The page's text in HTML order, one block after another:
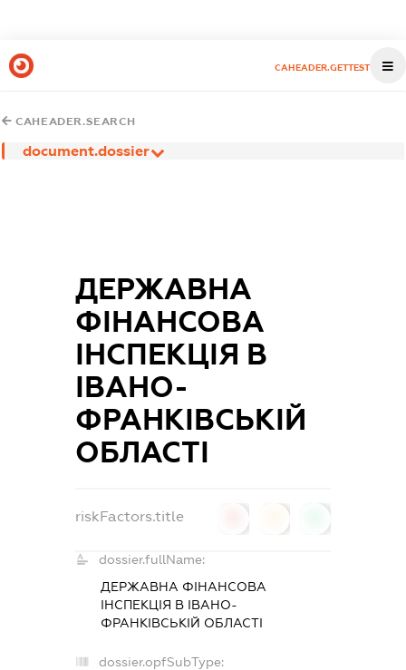
CAHEADER.GETTEST
CAHEADER.SEARCH
document.dossier
ДЕРЖАВНА
ФІНАНСОВА
ІНСПЕКЦІЯ В
ІВАНО-
ФРАНКІВСЬКІЙ
ОБЛАСТІ
riskFactors.title
dossier.fullName:
ДЕРЖАВНА ФІНАНСОВА
ІНСПЕКЦІЯ В ІВАНО-
ФРАНКІВСЬКІЙ ОБЛАСТІ
dossier.opfSubType: